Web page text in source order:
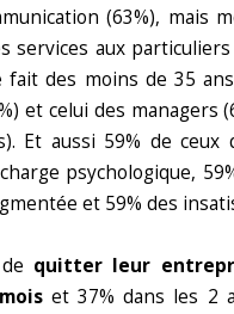
(63%), mais
services aux particuliers
fait des moins de 35
et celui des managers
Et aussi 59% de ceux
psychologique,
et 59% des
quitter leur
et 37% dans les 2